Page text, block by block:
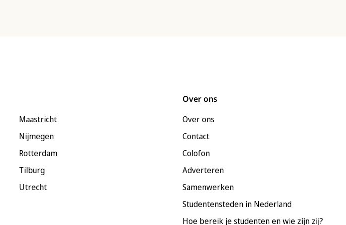
Maastricht
Nijmegen
Rotterdam
Tilburg
Utrecht
Over ons
Over ons
Contact
Colofon
Adverteren
Samenwerken
Studentensteden in Nederland
Hoe bereik je studenten en wie zijn zij?